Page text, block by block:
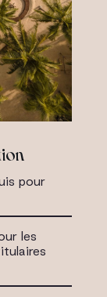
pour
les